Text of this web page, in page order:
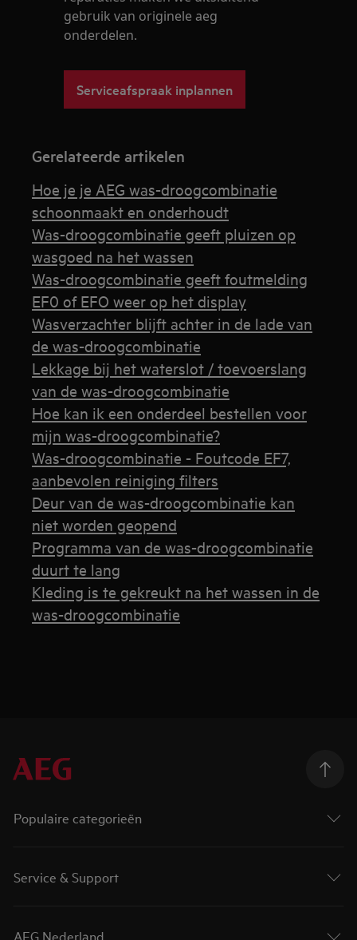
gebruik van originele aeg
onderdelen.
Serviceafspraak inplannen
Gerelateerde artikelen
Hoe je je AEG was-droogcombinatie
schoonmaakt en onderhoudt
Was-droogcombinatie geeft pluizen op
wasgoed na het wassen
Was-droogcombinatie geeft foutmelding
EF0 of EFO weer op het display
Wasverzachter blijft achter in de lade van
de was-droogcombinatie
Lekkage bij het waterslot / toevoerslang
van de was-droogcombinatie
Hoe kan ik een onderdeel bestellen voor
mijn was-droogcombinatie?
Was-droogcombinatie - Foutcode EF7,
aanbevolen reiniging filters
Deur van de was-droogcombinatie kan
niet worden geopend
Programma van de was-droogcombinatie
duurt te lang
Kleding is te gekreukt na het wassen in de
was-droogcombinatie
Populaire categorieën
Service & Support
AEG Nederland